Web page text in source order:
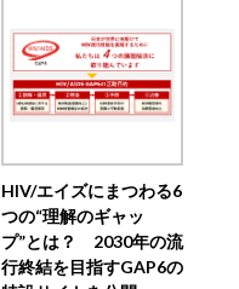
HIV/エイズにまつわる6
つの“理解のギャッ
プ”とは？ 2030年の流
行終結を目指すGAP6の